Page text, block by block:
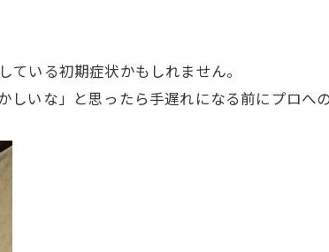
ている初期症状かもしれません。
いな」と思ったら手遅れになる前にプロへ